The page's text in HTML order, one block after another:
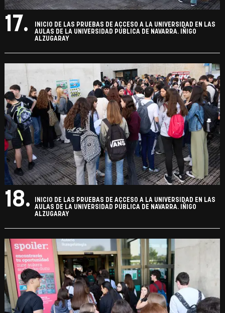
17.
INICIO DE LAS PRUEBAS DE ACCESO A LA UNIVERSIDAD EN LAS
AULAS DE LA UNIVERSIDAD PÚBLICA DE NAVARRA. IÑIGO
ALZUGARAY
18.
INICIO DE LAS PRUEBAS DE ACCESO A LA UNIVERSIDAD EN LAS
AULAS DE LA UNIVERSIDAD PÚBLICA DE NAVARRA. IÑIGO
ALZUGARAY